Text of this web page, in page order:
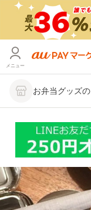
メニュー
お弁当グッズ